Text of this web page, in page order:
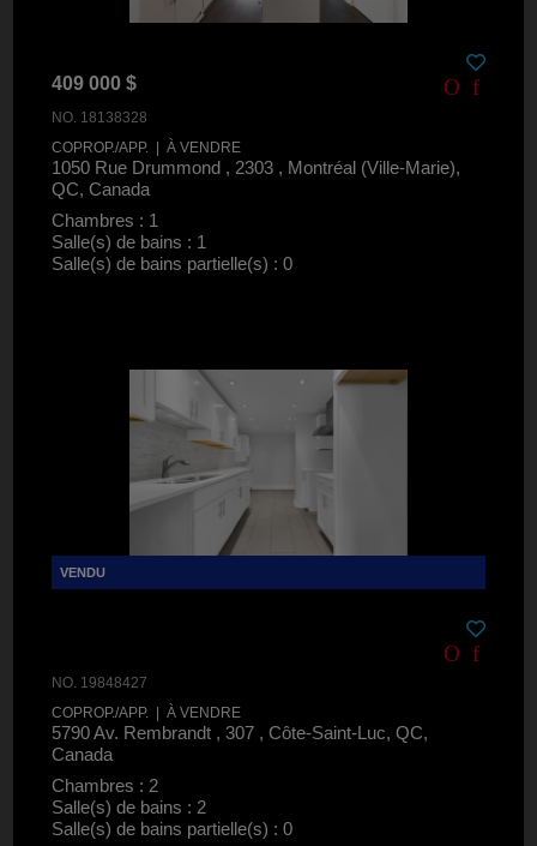
409 000 $
NO. 18138328
COPROP./APP. | À VENDRE
1050 Rue Drummond , 2303 , Montréal (Ville-Marie),
QC, Canada
Chambres : 1
Salle(s) de bains : 1
Salle(s) de bains partielle(s) : 0
NO. 19848427
COPROP./APP. | À VENDRE
5790 Av. Rembrandt , 307 , Côte-Saint-Luc, QC,
Canada
Chambres : 2
Salle(s) de bains : 2
Salle(s) de bains partielle(s) : 0